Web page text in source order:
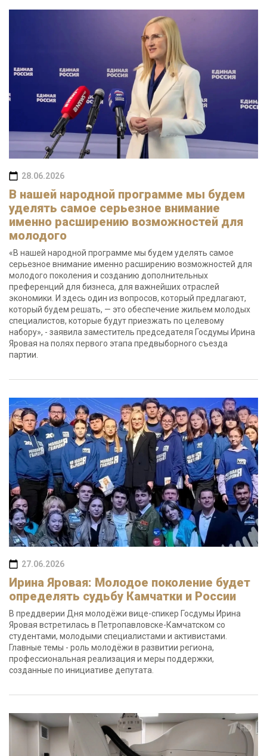
28.06.2026
В нашей народной программе мы будем
уделять самое серьезное внимание
именно расширению возможностей для
молодого
«В нашей народной программе мы будем уделять самое
серьезное внимание именно расширению возможностей для
молодого поколения и созданию дополнительных
преференций для бизнеса, для важнейших отраслей
экономики. И здесь один из вопросов, который предлагают,
который будем решать, — это обеспечение жильем молодых
специалистов, которые будут приезжать по целевому
набору», - заявила заместитель председателя Госдумы Ирина
Яровая на полях первого этапа предвыборного съезда
партии.
27.06.2026
Ирина Яровая: Молодое поколение будет
определять судьбу Камчатки и России
В преддверии Дня молодёжи вице-спикер Госдумы Ирина
Яровая встретилась в Петропавловске-Камчатском со
студентами, молодыми специалистами и активистами.
Главные темы - роль молодёжи в развитии региона,
профессиональная реализация и меры поддержки,
созданные по инициативе депутата.